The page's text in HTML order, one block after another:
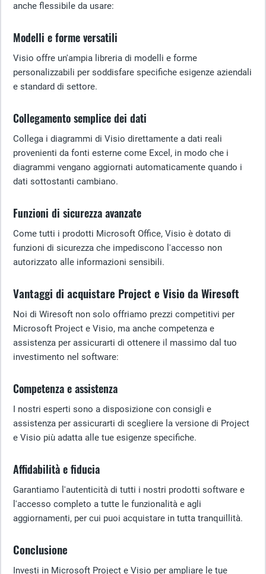
anche flessibile da usare:
Modelli e forme versatili
Visio offre un'ampia libreria di modelli e forme
personalizzabili per soddisfare specifiche esigenze aziendali
e standard di settore.
Collegamento semplice dei dati
Collega i diagrammi di Visio direttamente a dati reali
provenienti da fonti esterne come Excel, in modo che i
diagrammi vengano aggiornati automaticamente quando i
dati sottostanti cambiano.
Funzioni di sicurezza avanzate
Come tutti i prodotti Microsoft Office, Visio è dotato di
funzioni di sicurezza che impediscono l'accesso non
autorizzato alle informazioni sensibili.
Vantaggi di acquistare Project e Visio da Wiresoft
Noi di Wiresoft non solo offriamo prezzi competitivi per
Microsoft Project e Visio, ma anche competenza e
assistenza per assicurarti di ottenere il massimo dal tuo
investimento nel software:
Competenza e assistenza
I nostri esperti sono a disposizione con consigli e
assistenza per assicurarti di scegliere la versione di Project
e Visio più adatta alle tue esigenze specifiche.
Affidabilità e fiducia
Garantiamo l'autenticità di tutti i nostri prodotti software e
l'accesso completo a tutte le funzionalità e agli
aggiornamenti, per cui puoi acquistare in tutta tranquillità.
Conclusione
Investi in Microsoft Project e Visio per ampliare le tue